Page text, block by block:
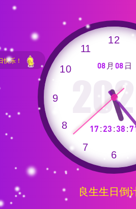
17 : 23 :38 :
08 月 08 日
良生生日倒